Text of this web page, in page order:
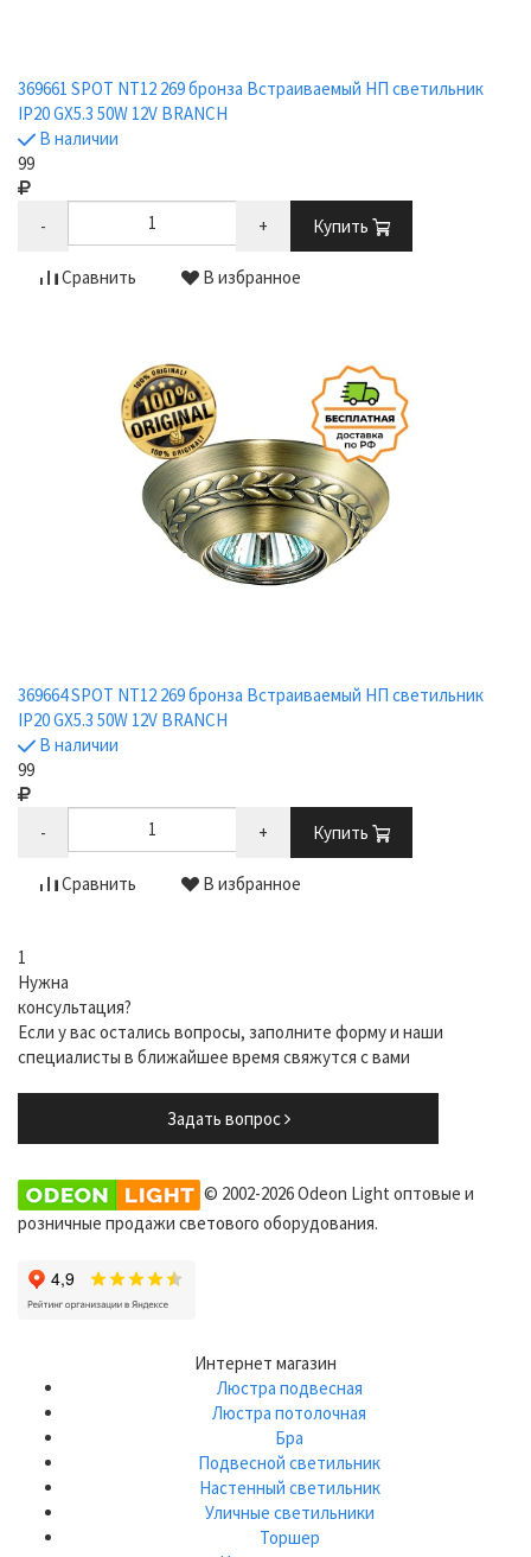
369661 SPOT NT12 269 бронза Встраиваемый НП светильник
IP20 GX5.3 50W 12V BRANCH
В наличии
99
- + Купить
Сравнить В избранное
369664 SPOT NT12 269 бронза Встраиваемый НП светильник
IP20 GX5.3 50W 12V BRANCH
В наличии
99
- + Купить
Сравнить В избранное
1
Нужна
консультация?
Если у вас остались вопросы, заполните форму и наши
специалисты в ближайшее время свяжутся с вами
Задать вопрос
© 2002-2026 Odeon Light оптовые и
розничные продажи светового оборудования.
Интернет магазин
Люстра подвесная
Люстра потолочная
Бра
Подвесной светильник
Настенный светильник
Уличные светильники
Торшер